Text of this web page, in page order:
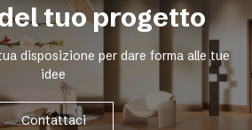
tuo progetto
disposizione per dare forma alle tue
idee
Contattaci